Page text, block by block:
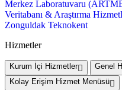
Merkez Laboratuvaru
Veritabanı & Araştırma
Zonguldak Teknokent
Hizmetler
Kurum İçi Hizmetler
Genel
Kolay Erişim Hizmet Menüsü